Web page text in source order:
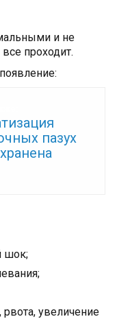
и не
проходит.
пазух
шок;
рвота, увеличение